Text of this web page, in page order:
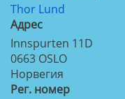
Thor Lund
Aдрес
Innspurten 11D
0663 OSLO
Норвегия
Рег. номер